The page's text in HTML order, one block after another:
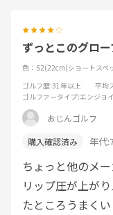
ずっとこのグロ
色：S2(22cm(ショートスペ
ゴルフ歴:31年以上 平均
ゴルファータイプ:エンジョイ
おじんゴルフ
年代:
ちょっと他のメ
リップ圧が上が
たところうまく